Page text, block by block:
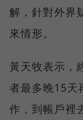
解，針對外界
來情形。
黃天牧表示，
者最多晚15天
作，到帳戶裡